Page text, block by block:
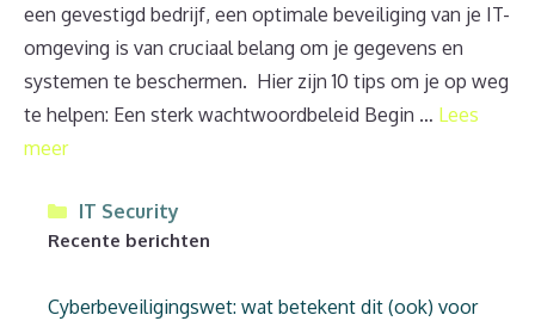
een gevestigd bedrijf, een optimale beveiliging van je IT-
omgeving is van cruciaal belang om je gegevens en
systemen te beschermen. Hier zijn 10 tips om je op weg
te helpen: Een sterk wachtwoordbeleid Begin … Lees
meer
Categorieën
IT Security
Recente berichten
Cyberbeveiligingswet: wat betekent dit (ook) voor